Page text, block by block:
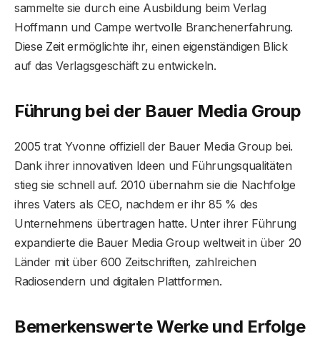
sammelte sie durch eine Ausbildung beim Verlag
Hoffmann und Campe wertvolle Branchenerfahrung.
Diese Zeit ermöglichte ihr, einen eigenständigen Blick
auf das Verlagsgeschäft zu entwickeln.
Führung bei der Bauer Media Group
2005 trat Yvonne offiziell der Bauer Media Group bei.
Dank ihrer innovativen Ideen und Führungsqualitäten
stieg sie schnell auf. 2010 übernahm sie die Nachfolge
ihres Vaters als CEO, nachdem er ihr 85 % des
Unternehmens übertragen hatte. Unter ihrer Führung
expandierte die Bauer Media Group weltweit in über 20
Länder mit über 600 Zeitschriften, zahlreichen
Radiosendern und digitalen Plattformen.
Bemerkenswerte Werke und Erfolge